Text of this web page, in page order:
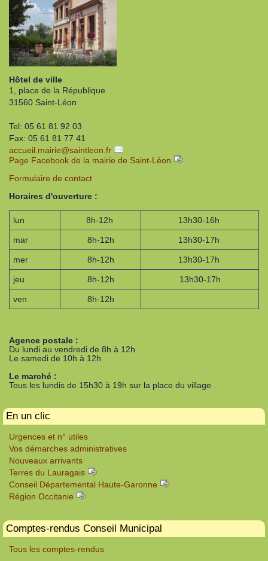
Hôtel de ville
1, place de la République
31560 Saint-Léon
Tel: 05 61 81 92 03
Fax: 05 61 81 77 41
accueil.mairie@saintleon.fr
Page Facebook de la mairie de Saint-Léon
Formulaire de contact
Horaires d'ouverture :
lun 8h-12h 13h30-16h
mar 8h-12h 13h30-17h
mer 8h-12h 13h30-17h
jeu 8h-12h 13h30-17h
ven 8h-12h
Agence postale :
Du lundi au vendredi de 8h à 12h
Le samedi de 10h à 12h
Le marché :
Tous les lundis de 15h30 à 19h sur la place du village
En un clic
Urgences et n° utiles
Vos démarches administratives
Nouveaux arrivants
Terres du Lauragais
Conseil Départemental Haute-Garonne
Région Occitanie
Comptes-rendus Conseil Municipal
Tous les comptes-rendus